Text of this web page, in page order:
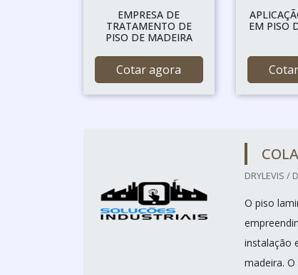
EMPRESA DE
TRATAMENTO DE
PISO DE MADEIRA
Cotar agora
EM PISO
DRYLEVIS /
O piso
instalação
madeira.